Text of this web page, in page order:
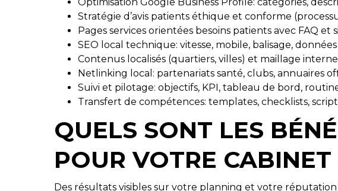
Stratégie d’avis patients éthique et conforme
Pages services orientées besoins patients avec FAQ et
SEO local technique: vitesse, mobile, balisage,
Contenus localisés (quartiers, villes) et maillage
Netlinking local: partenariats santé, clubs, annuaires
Suivi et pilotage: objectifs, KPI, tableau de bord,
Transfert de compétences: templates, checklists,
QUELS SONT LES
POUR VOTRE
Des résultats visibles sur votre planning et votre